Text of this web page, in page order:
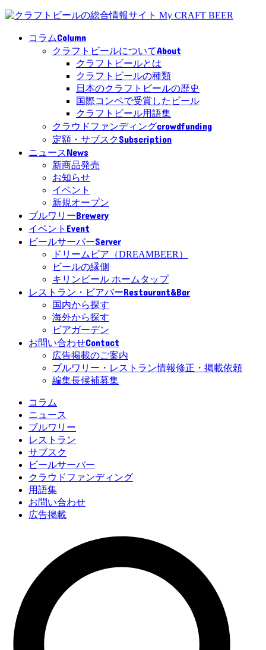
コラムColumn
クラフトビールについてAbout
クラフトビールとは
クラフトビールの種類
日本のクラフトビールの歴史
国際コンペで受賞したビール
クラフトビール用語集
クラウドファンディングcrowdfunding
定額・サブスクSubscription
ニュースNews
新商品発売
お知らせ
イベント
新規オープン
ブルワリーBrewery
イベント Event
ビールサーバーServer
ドリームビア（DREAMBEER）
ビールの縁側
キリンビール ホームタップ
レストラン・ビアバーRestaurant&Bar
国内から探す
海外から探す
ビアガーデン
お問い合わせContact
広告掲載のご案内
ブルワリー・レストラン情報修正・掲載依頼
編集長候補募集
コラム
ニュース
ブルワリー
レストラン
サブスク
ビールサーバー
クラウドファンディング
用語集
お問い合わせ
広告掲載